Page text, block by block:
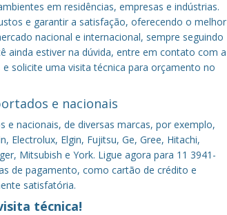
em residências, empresas e indústrias.
e garantir a satisfação, oferecendo o melhor
nacional e internacional, sempre seguindo
ainda estiver na dúvida, entre em contato com a
e solicite uma visita técnica para orçamento no
e nacionais
nacionais, de diversas marcas, por exemplo,
Electrolux, Elgin, Fujitsu, Ge, Gree, Hitachi,
Mitsubish e York. Ligue agora para 11 3941-
de pagamento, como cartão de crédito e
satisfatória.
técnica!